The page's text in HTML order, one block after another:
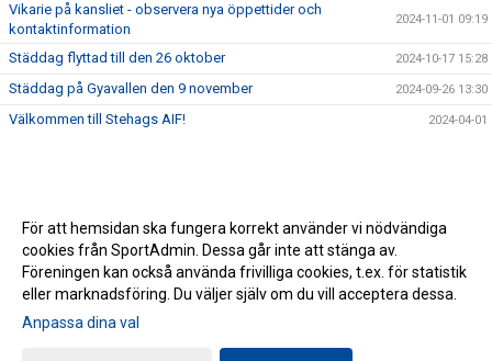
Vikarie på kansliet - observera nya öppettider och
kontaktinformation
2024-11-01 09:19
Städdag flyttad till den 26 oktober 2024-10-17 15:28
Städdag på Gyavallen den 9 november 2024-09-26 13:30
Välkommen till Stehags AIF! 2024-04-01
Gå till Webbversion
För att hemsidan ska fungera korrekt använder vi nödvändiga
cookies från SportAdmin. Dessa går inte att stänga av.
Föreningen kan också använda frivilliga cookies, t.ex. för statistik
eller marknadsföring. Du väljer själv om du vill acceptera dessa.
Anpassa dina val